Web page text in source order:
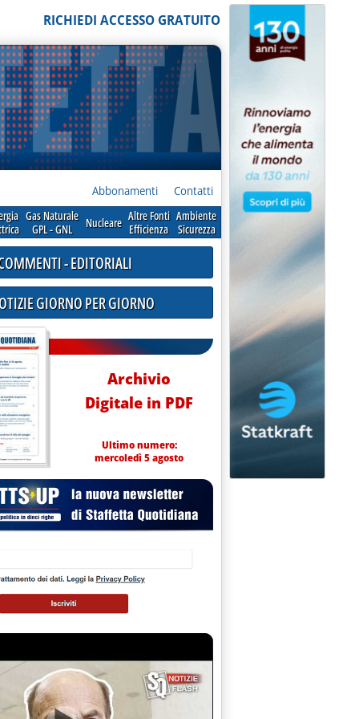
RICHIEDI ACCESSO GRATUITO
Abbonamenti Contatti
Gas Naturale
GPL - GNL
Nucleare Altre Fonti
Efficienza
Ambiente
Sicurezza
- EDITORIALI
GIORNO PER GIORNO
Archivio
Digitale in PDF
Ultimo numero:
mercoledì 5 agosto